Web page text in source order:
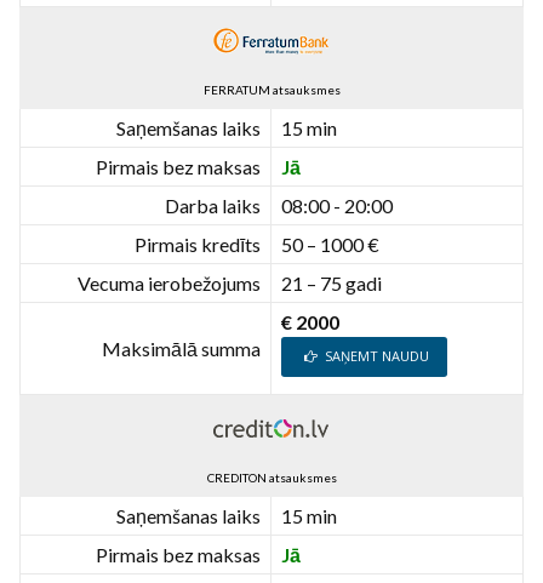
FERRATUM atsauksmes
Saņemšanas laiks
15 min
Pirmais bez maksas
Jā
Darba laiks
08:00 - 20:00
Pirmais kredīts
50 – 1000 €
Vecuma ierobežojums
21 – 75 gadi
Maksimālā summa
€ 2000
SAŅEMT NAUDU
CREDITON atsauksmes
Saņemšanas laiks
15 min
Pirmais bez maksas
Jā